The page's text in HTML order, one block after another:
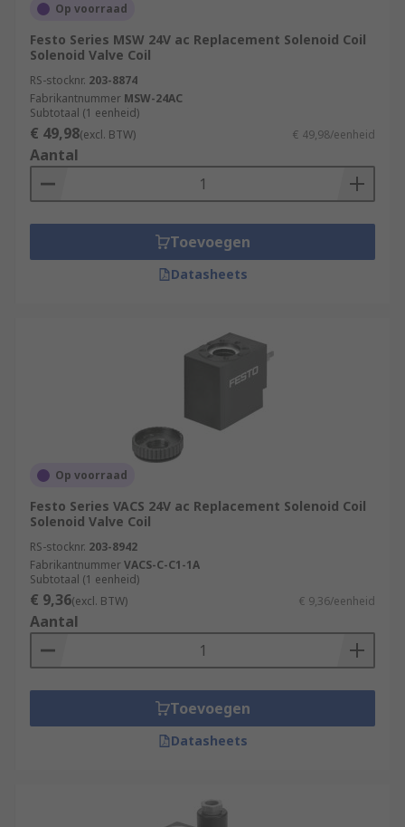
Op voorraad
Festo Series MSW 24V ac Replacement Solenoid Coil
Solenoid Valve Coil
RS-stocknr. 203-8874
Fabrikantnummer MSW-24AC
Subtotaal (1 eenheid)
€ 49,98(excl. BTW) € 49,98/eenheid
Aantal
Toevoegen
Datasheets
Op voorraad
Festo Series VACS 24V ac Replacement Solenoid Coil
Solenoid Valve Coil
RS-stocknr. 203-8942
FabrikantnummerVACS-C-C1-1A
Subtotaal (1 eenheid)
€ 9,36(excl. BTW) € 9,36/eenheid
Aantal
Toevoegen
Datasheets